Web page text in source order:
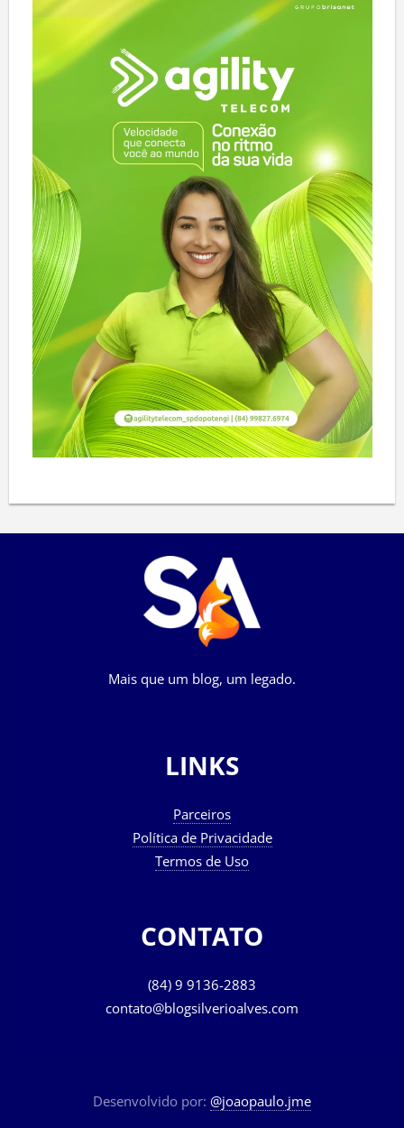
Mais que um blog, um legado.
LINKS
Parceiros
Política de Privacidade
Termos de Uso
CONTATO
(84) 9 9136-2883
contato@blogsilverioalves.com
Desenvolvido por: @joaopaulo.jme